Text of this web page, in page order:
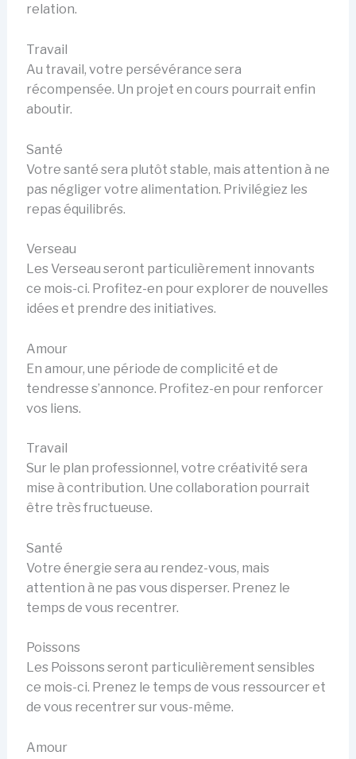
relation.
Travail
Au travail, votre persévérance sera
récompensée. Un projet en cours pourrait enfin
aboutir.
Santé
Votre santé sera plutôt stable, mais attention à ne
pas négliger votre alimentation. Privilégiez les
repas équilibrés.
Verseau
Les Verseau seront particulièrement innovants
ce mois-ci. Profitez-en pour explorer de nouvelles
idées et prendre des initiatives.
Amour
En amour, une période de complicité et de
tendresse s’annonce. Profitez-en pour renforcer
vos liens.
Travail
Sur le plan professionnel, votre créativité sera
mise à contribution. Une collaboration pourrait
être très fructueuse.
Santé
Votre énergie sera au rendez-vous, mais
attention à ne pas vous disperser. Prenez le
temps de vous recentrer.
Poissons
Les Poissons seront particulièrement sensibles
ce mois-ci. Prenez le temps de vous ressourcer et
de vous recentrer sur vous-même.
Amour